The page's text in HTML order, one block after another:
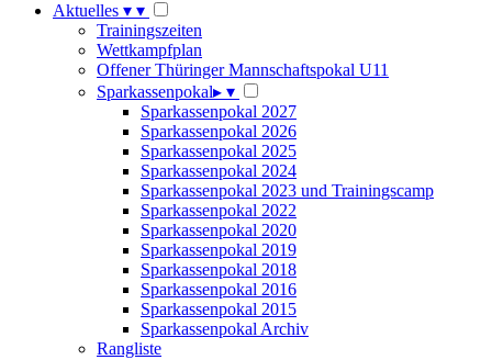
Aktuelles ▾ ▾
Trainingszeiten
Wettkampfplan
Offener Thüringer Mannschaftspokal U11
Sparkassenpokal▸ ▾
Sparkassenpokal 2027
Sparkassenpokal 2026
Sparkassenpokal 2025
Sparkassenpokal 2024
Sparkassenpokal 2023 und Trainingscamp
Sparkassenpokal 2022
Sparkassenpokal 2020
Sparkassenpokal 2019
Sparkassenpokal 2018
Sparkassenpokal 2016
Sparkassenpokal 2015
Sparkassenpokal Archiv
Rangliste